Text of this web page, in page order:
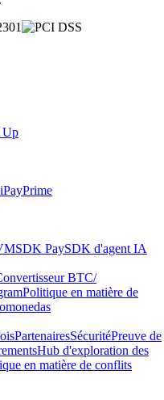
Up
PayPrime
SDK PaySDK d'agent IA
BTC/
Politique en matière de
PartenairesSécuritéPreuve de
Hub d'exploration des
en matière de conflits